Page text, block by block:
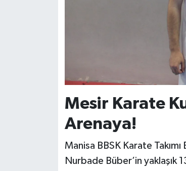
Mesir Karate
Arenaya!
Manisa BBSK Karate Takımı
Nurbade Büber’in yaklaşık